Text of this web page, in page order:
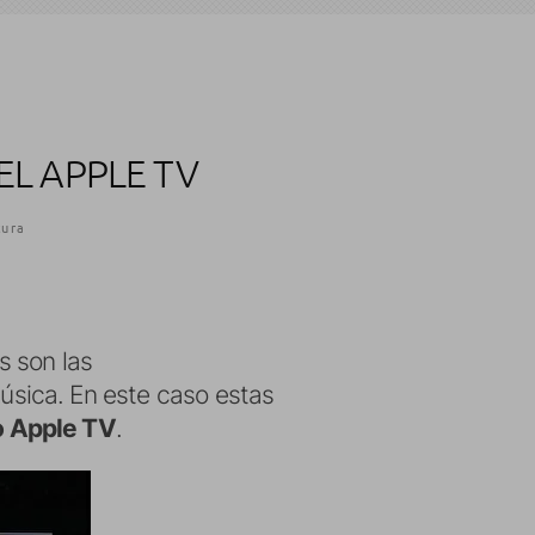
APPLE TV
son las
En este caso estas
Apple TV.